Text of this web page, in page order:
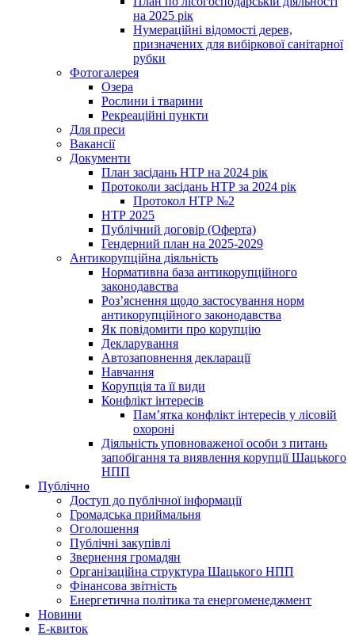
на 2025 рік
Нумераційні відомості дерев,
призначених для вибіркової санітарної
рубки
Фотогалерея
Озера
Рослини і тварини
Рекреаційні пункти
Для преси
Вакансії
Документи
План засідань НТР на 2024 рік
Протоколи засідань НТР за 2024 рік
Протокол НТР №2
НТР 2025
Публічний договір (Оферта)
Гендерний план на 2025-2029
Антикорупційна діяльність
Нормативна база антикорупційного
законодавства
Роз’яснення щодо застосування норм
антикорупційного законодавства
Як повідомити про корупцію
Декларування
Автозаповнення декларації
Навчання
Корупція та її види
Конфлікт інтересів
Пам’ятка конфлікт інтересів у лісовій
охороні
Діяльність уповноваженої особи з питань
запобігання та виявлення корупції Шацького
НПП
Публічно
Доступ до публічної інформації
Громадська приймальня
Оголошення
Публічні закупівлі
Звернення громадян
Організаційна структура Шацького НПП
Фінансова звітність
Енергетична політика та енергоменеджмент
Новини
Е-квиток